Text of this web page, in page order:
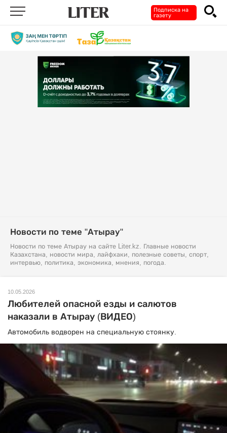
Подписка на
газету
Новости по теме "Атырау"
Новости по теме Атырау на сайте Liter.kz. Главные новости
Казахстана, новости мира, лайфхаки, полезные советы, спорт,
интервью, политика, экономика, мнения, погода.
10.05.2026
Любителей опасной езды и салютов
наказали в Атырау (ВИДЕО)
Автомобиль водворен на специальную стоянку.